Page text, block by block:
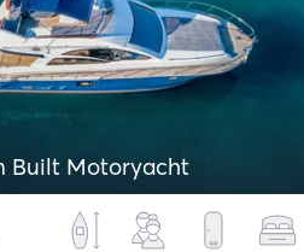
Built Motoryacht